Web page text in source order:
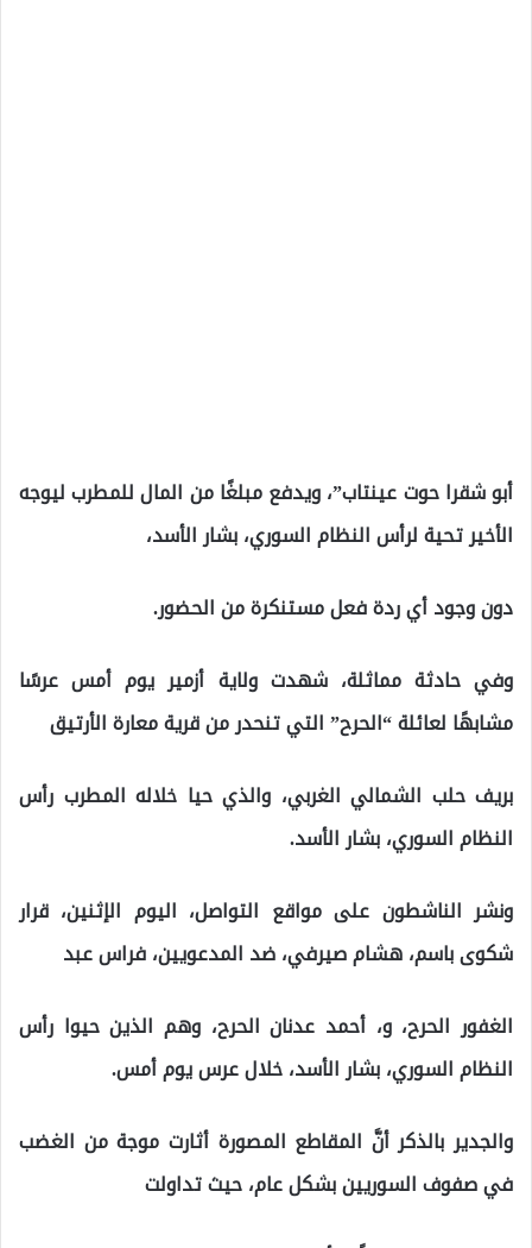
أبو شقرا حوت عينتاب”، ويدفع مبلغًا من المال للمطرب ليوجه
الأخير تحية لرأس النظام السوري، بشار الأسد،
دون وجود أي ردة فعل مستنكرة من الحضور.
وفي حادثة مماثلة، شهدت ولاية أزمير يوم أمس عرسًا
مشابهًا لعائلة “الحرح” التي تنحدر من قرية معارة الأرتيق
بريف حلب الشمالي الغربي، والذي حيا خلاله المطرب رأس
النظام السوري، بشار الأسد.
ونشر الناشطون على مواقع التواصل، اليوم الإثنين، قرار
شكوى باسم، هشام صيرفي، ضد المدعويين، فراس عبد
الغفور الحرح، و، أحمد عدنان الحرح، وهم الذين حيوا رأس
النظام السوري، بشار الأسد، خلال عرس يوم أمس.
والجدير بالذكر أنَّ المقاطع المصورة أثارت موجة من الغضب
في صفوف السوريين بشكل عام، حيث تداولت